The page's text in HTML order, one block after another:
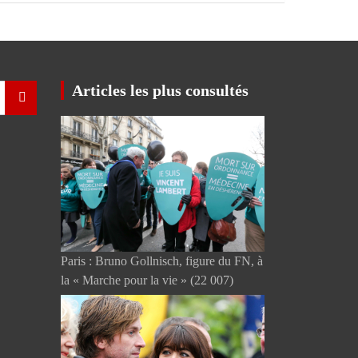
Articles les plus consultés
Paris : Bruno Gollnisch, figure du FN, à
la « Marche pour la vie » (22 007)